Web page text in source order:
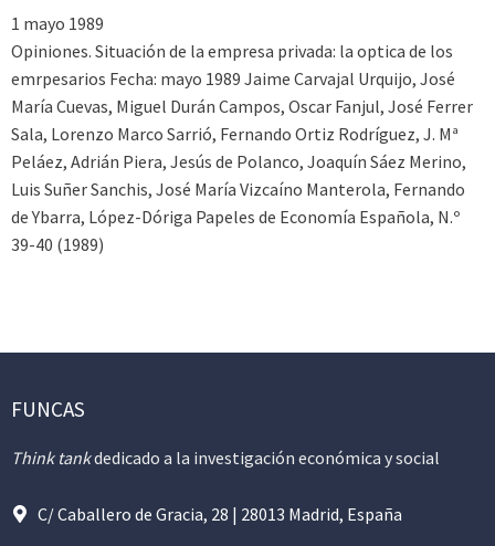
1 mayo 1989
Opiniones. Situación de la empresa privada: la optica de los
emrpesarios Fecha: mayo 1989 Jaime Carvajal Urquijo, José
María Cuevas, Miguel Durán Campos, Oscar Fanjul, José Ferrer
Sala, Lorenzo Marco Sarrió, Fernando Ortiz Rodríguez, J. Mª
Peláez, Adrián Piera, Jesús de Polanco, Joaquín Sáez Merino,
Luis Suñer Sanchis, José María Vizcaíno Manterola, Fernando
de Ybarra, López-Dóriga Papeles de Economía Española, N.º
39-40 (1989)
FUNCAS
Think tankdedicado a la investigación económica y social
C/ Caballero de Gracia, 28 | 28013 Madrid, España